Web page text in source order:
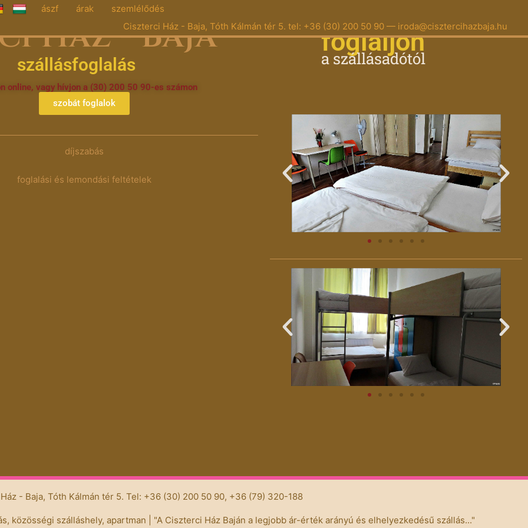
ászf árak
szemlélődés
Ciszterci Ház - Baja, Tóth Kálmán tér 5. tel: +36 (30) 200 50 90 — iroda@cisztercihazbaja.hu
Ház - Baja
szállásfoglalás
foglaljon
a szállásadótól
online, vagy hívjon a (30) 200 50 90-es számon
szobát foglalok
díjszabás
foglalási és lemondási feltételek
családi apartman
szimpla szoba
- Baja, Tóth Kálmán tér 5. Tel: +36 (30) 200 50 90, +36 (79) 320-188
közösségi szálláshely, apartman | "A Ciszterci Ház Baján a legjobb ár-érték arányú és elhelyezkedésű szállás..."